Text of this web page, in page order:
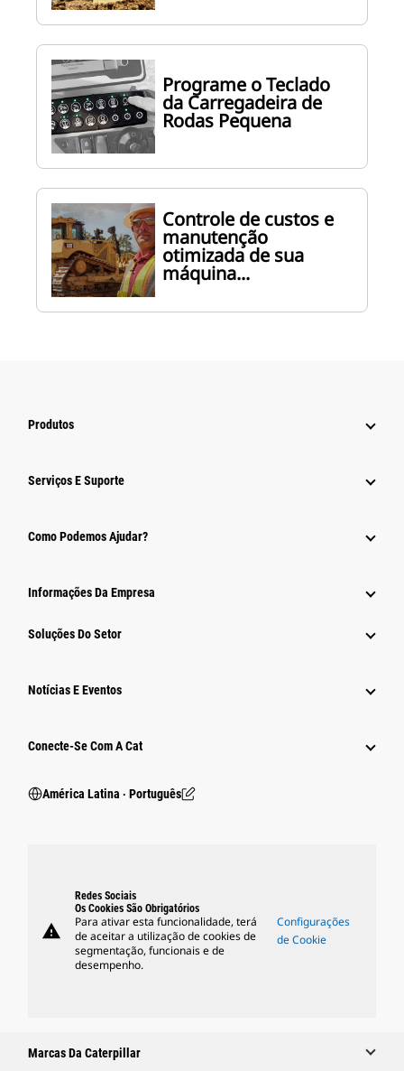
Programe o Teclado
da Carregadeira de
Rodas Pequena
Controle de custos e
manutenção
otimizada de sua
máquina...
Produtos
Serviços E Suporte
Como Podemos Ajudar?
Informações Da Empresa
Soluções Do Setor
Notícias E Eventos
Conecte-Se Com A Cat
América Latina ‧ Português
warning
Redes Sociais
Os Cookies São Obrigatórios
Para ativar esta funcionalidade, terá
de aceitar a utilização de cookies de
segmentação, funcionais e de
desempenho.
Configurações
de Cookie
Marcas Da Caterpillar